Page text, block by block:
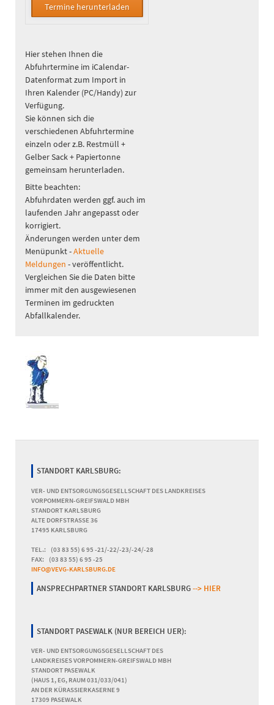
Hier stehen Ihnen die
Abfuhrtermine im iCalendar-
Datenformat zum Import in
Ihren Kalender (PC/Handy) zur
Verfügung.
Sie können sich die
verschiedenen Abfuhrtermine
einzeln oder z.B. Restmüll +
Gelber Sack + Papiertonne
gemeinsam herunterladen.
Bitte beachten:
Abfuhrdaten werden ggf. auch im
laufenden Jahr angepasst oder
korrigiert.
Änderungen werden unter dem
Menüpunkt -Aktuelle
Meldungen - veröffentlicht.
Vergleichen Sie die Daten bitte
immer mit den ausgewiesenen
Terminen im gedruckten
Abfallkalender.
STANDORT KARLSBURG:
VER- UND ENTSORGUNGSGESELLSCHAFT DES LANDKREISES
VORPOMMERN-GREIFSWALD MBH
STANDORT KARLSBURG
ALTE DORFSTRASSE 36
17495 KARLSBURG
TEL.: (03 83 55) 6 95 -21/-22/-23/-24/-28
FAX: (03 83 55) 6 95 -25
INFO@VEVG-KARLSBURG.DE
ANSPRECHPARTNER STANDORT KARLSBURG--> HIER
STANDORT PASEWALK (NUR BEREICH UER):
VER- UND ENTSORGUNGSGESELLSCHAFT DES
LANDKREISES VORPOMMERN-GREIFSWALD MBH
STANDORT PASEWALK
(HAUS 1, EG, RAUM 031/033/041)
AN DER KÜRASSIERKASERNE 9
17309 PASEWALK